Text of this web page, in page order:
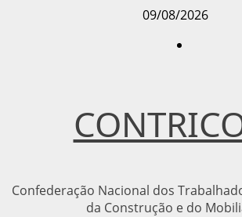
09/08/2026
Confederação Nacional dos
da Construção e do